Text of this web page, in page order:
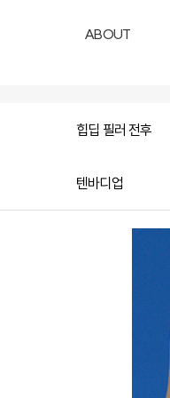
ABOUT
힙딥 필러 전후
텐바디업